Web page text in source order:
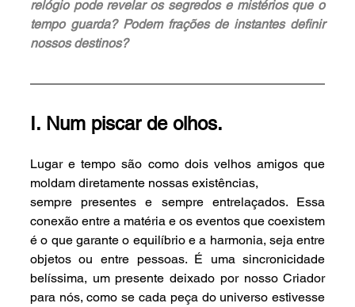
relógio pode revelar os segredos e mistérios que o
tempo guarda? Podem frações de instantes definir
nossos destinos?
I. Num piscar de olhos.
Lugar e tempo são como dois velhos amigos que
moldam diretamente nossas existências,
sempre presentes e sempre entrelaçados. Essa
conexão entre a matéria e os eventos que coexistem
é o que garante o equilíbrio e a harmonia, seja entre
objetos ou entre pessoas. É uma sincronicidade
belíssima, um presente deixado por nosso Criador
para nós, como se cada peça do universo estivesse